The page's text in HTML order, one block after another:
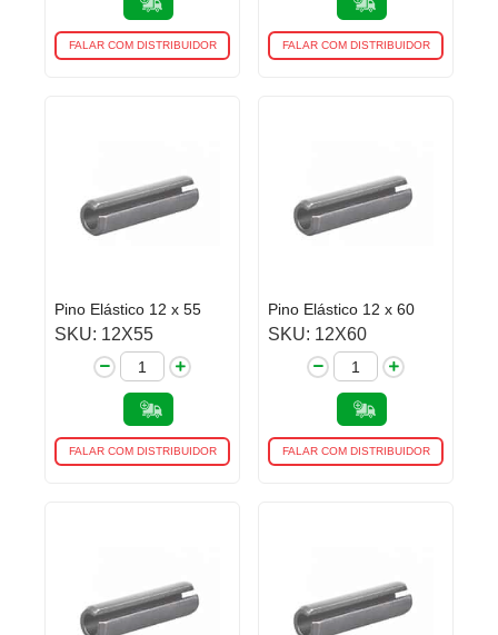
FALAR COM DISTRIBUIDOR FALAR COM DISTRIBUIDOR
Pino Elástico 12 x 55
SKU: 12X55
FALAR COM DISTRIBUIDOR
Pino Elástico 12 x 60
SKU: 12X60
FALAR COM DISTRIBUIDOR